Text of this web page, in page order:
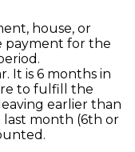
house, or
payment for the
It is 6 months in
to fulfill the
earlier than
month (6th or